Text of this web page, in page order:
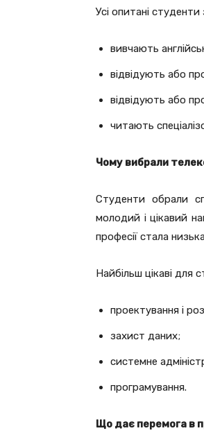
Усі опитані
вивчають
відвідують або
відвідують або
читають
Чому вибрали
Студенти обрали
молодий і цікавий
професії стала
Найбільш цікаві для
проектування і
захист даних;
системне
програмування.
Що дає перемога в